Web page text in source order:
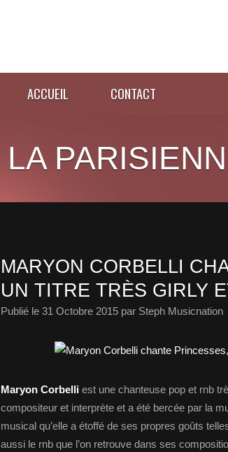
ACCUEIL CONTACT
LA
MARYON CORBELLI
UN TITRE TRÈS GIRLY
Publié le 31 Octobre 2015 par Steph Musicnation
Maryon Corbelli est une chanteuse pop et rnb
compositeur et interprète et a été bercée par la
musical qu’elle a étoffé de ses propres goûts
aussi le rnb que l’on retrouve dans ses